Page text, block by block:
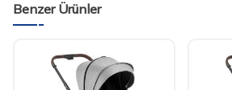
Benzer Ürünler